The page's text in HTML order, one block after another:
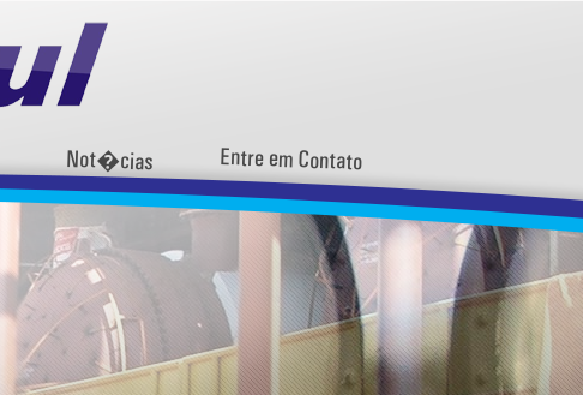
Not�cias Entre em Contato